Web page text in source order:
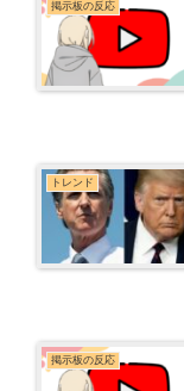
掲示板の反応
トレンド
掲示板の反応